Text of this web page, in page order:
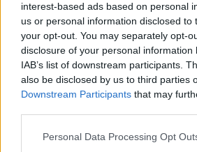
interest-based ads based on personal
us or personal information disclosed to
your opt-out. You may separately opt-
disclosure of your personal information
IAB’s list of downstream participants.
also be disclosed by us to third parties
Downstream Participants that may
Please note that this website/app uses
Personal Data Processing Opt
Αθλητισμός|30.12.2025 11:22
«Μας βάρεσαν 100
Συναθλητής του Γιάννη
περιγράφει την άγρια
Σερβία
«Σωθήκαμε από θαύμα και
χειρότερα» ανέφερε ο
Τσουκαλά, Παύλος